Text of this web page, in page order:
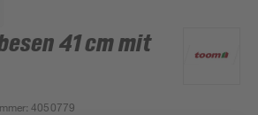
41 cm mit
:4050779